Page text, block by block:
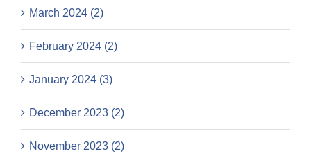
March 2024 (2)
February 2024 (2)
January 2024 (3)
December 2023 (2)
November 2023 (2)